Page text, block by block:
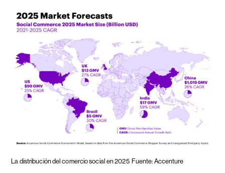
La distribución del comercio social en 2025 Fuente: Accenture